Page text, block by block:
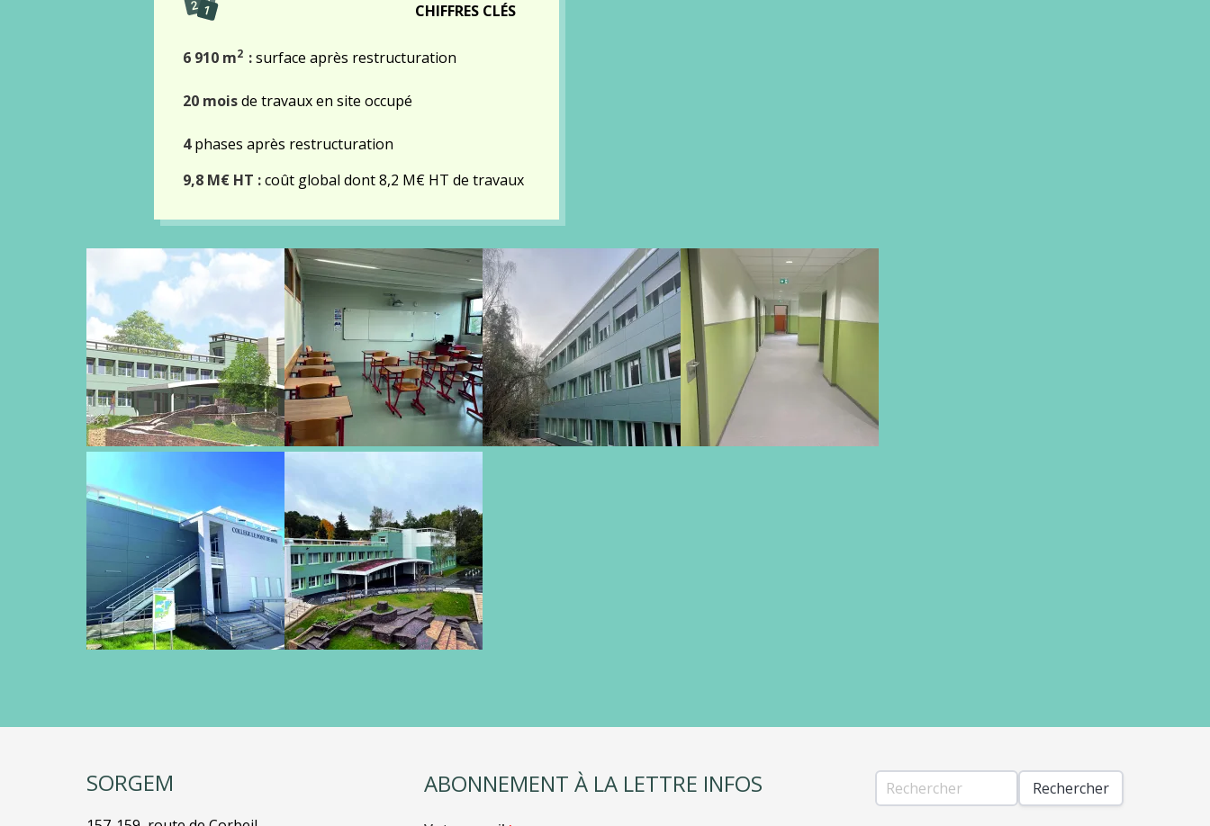
CHIFFRES CLÉS
6 910 m2 :surface après restructuration
20 moisde travaux en site occupé
4phases après restructuration
9,8 M€ HT :coût global dont 8,2 M€ HT de travaux
images
SORGEM ABONNEMENT À LA LETTRE INFOS Rechercher